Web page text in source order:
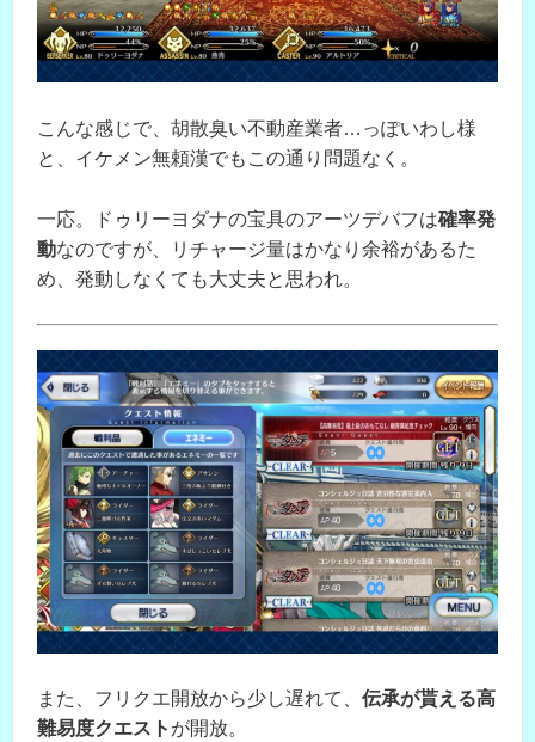
こんな感じで、胡散臭い不動産業者…っぽいわし様
と、イケメン無頼漢でもこの通り問題なく。
一応。ドゥリーヨダナの宝具のアーツデバフは確率発
動なのですが、リチャージ量はかなり余裕があるた
め、発動しなくても大丈夫と思われ。
また、フリクエ開放から少し遅れて、 伝承が貰える高
難易度クエスト が開放。